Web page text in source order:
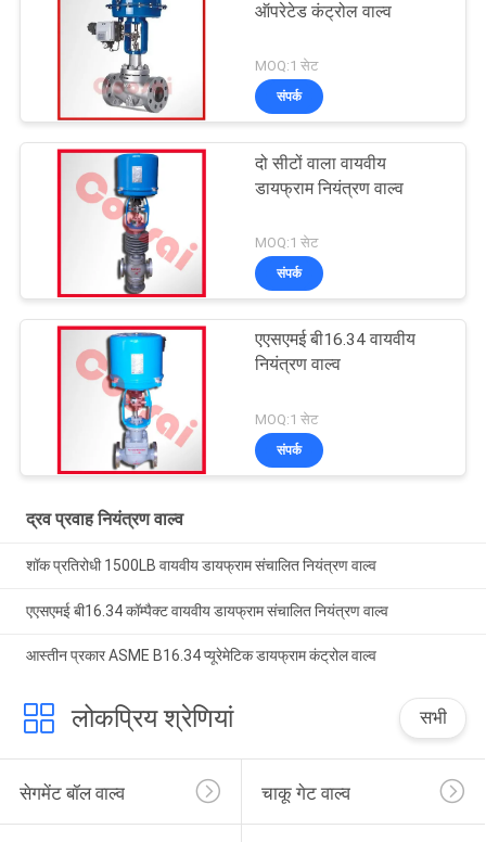
ऑपरेटेड कंट्रोल वाल्व
MOQ:1 सेट
संपर्क
दो सीटों वाला वायवीय
डायफ्राम नियंत्रण वाल्व
MOQ:1 सेट
संपर्क
एएसएमई बी16.34 वायवीय
नियंत्रण वाल्व
MOQ:1 सेट
संपर्क
द्रव प्रवाह नियंत्रण वाल्व
शॉक प्रतिरोधी 1500LB वायवीय डायफ्राम संचालित नियंत्रण वाल्व
एएसएमई बी16.34 कॉम्पैक्ट वायवीय डायफ्राम संचालित नियंत्रण वाल्व
आस्तीन प्रकार ASME B16.34 प्यूरेमेटिक डायफ्राम कंट्रोल वाल्व
लोकप्रिय श्रेणियां सभी
सेगमेंट बॉल वाल्व चाकू गेट वाल्व